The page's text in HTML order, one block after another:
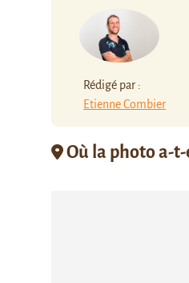
Rédigé par :
Etienne Combier
Où la photo a-t-